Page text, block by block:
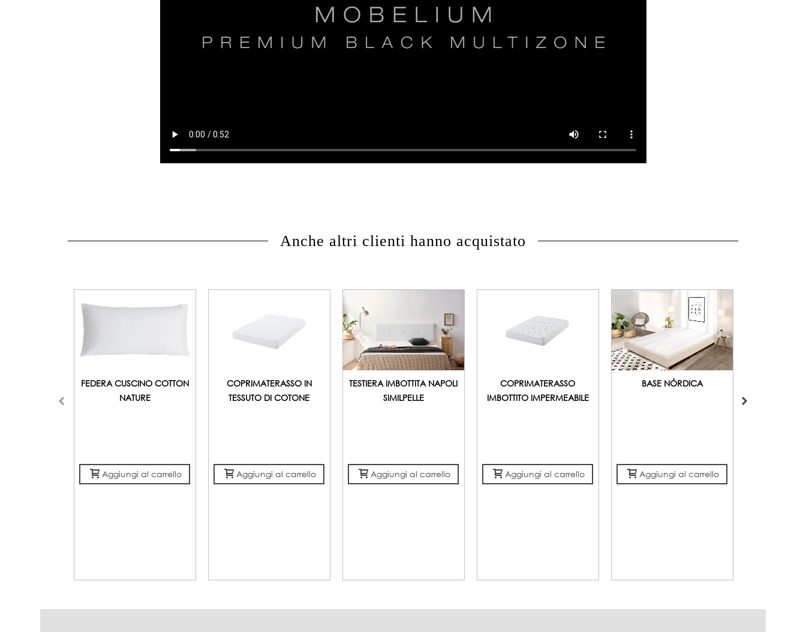
Anche altri clienti hanno acquistato
FEDERA CUSCINO COTTON
NATURE
Aggiungi al carrello
COPRIMATERASSO IN
TESSUTO DI COTONE
Aggiungi al carrello
TESTIERA IMBOTTITA NAPOLI
SIMILPELLE
Aggiungi al carrello
COPRIMATERASSO
IMBOTTITO IMPERMEABILE
Aggiungi al carrello
BASE NÓRDICA
Aggiungi al carrello